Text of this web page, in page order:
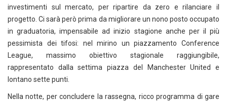
investimenti sul mercato, per ripartire da zero e rilanciare il
progetto. Ci sarà però prima da migliorare un nono posto occupato
in graduatoria, impensabile ad inizio stagione anche per il più
pessimista dei tifosi: nel mirino un piazzamento Conference
League, massimo obiettivo stagionale raggiungibile,
rappresentato dalla settima piazza del Manchester United e
lontano sette punti.
Nella notte, per concludere la rassegna, ricco programma di gare